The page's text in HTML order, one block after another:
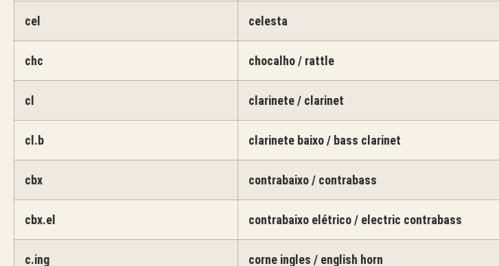
cel celesta
chc chocalho / rattle
cl clarinete / clarinet
cl.b clarinete baixo / bass clarinet
cbx contrabaixo / contrabass
cbx.el contrabaixo elétrico / electric contrabass
c.ing corne ingles / english horn